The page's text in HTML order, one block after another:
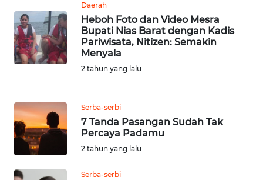
Daerah
Heboh Foto dan Video Mesra
Bupati Nias Barat dengan Kadis
Pariwisata, Nitizen: Semakin
Menyala
2 tahun yang lalu
Serba-serbi
7 Tanda Pasangan Sudah Tak
Percaya Padamu
2 tahun yang lalu
Serba-serbi
TENTANG
KAMI
SIBER
REDAKSI